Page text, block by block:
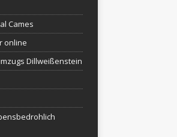
Cames
online
Dillweißenstein